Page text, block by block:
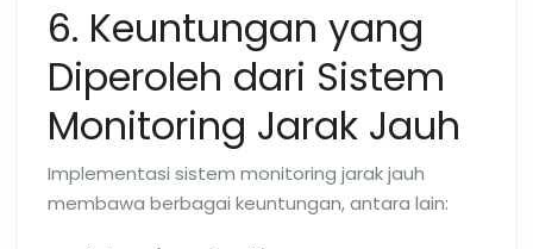
6. Keuntungan yang
Diperoleh dari Sistem
Monitoring Jarak Jauh
Implementasi sistem monitoring jarak jauh
membawa berbagai keuntungan, antara lain: